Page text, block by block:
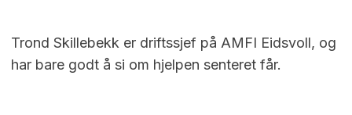
Trond Skillebekk er driftssjef på AMFI Eidsvoll, og
har bare godt å si om hjelpen senteret får.